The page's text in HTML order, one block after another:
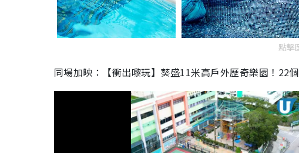
點擊
同場加映：【衝出嚟玩】葵盛11米高戶外歷奇樂園！22